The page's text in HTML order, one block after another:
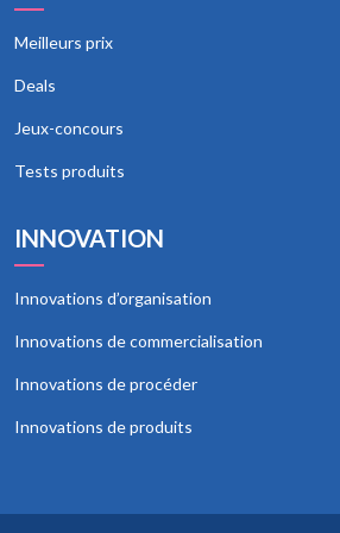
Meilleurs prix
Deals
Jeux-concours
Tests produits
INNOVATION
Innovations d’organisation
Innovations de commercialisation
Innovations de procéder
Innovations de produits